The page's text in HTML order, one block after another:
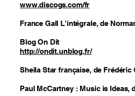
www.discogs.com/fr
France Gall L'intégrale, de
Blog On Dit
http://ondit.unblog.fr/
Sheila Star française, de Frédéric
Paul McCartney : Music is Ideas,